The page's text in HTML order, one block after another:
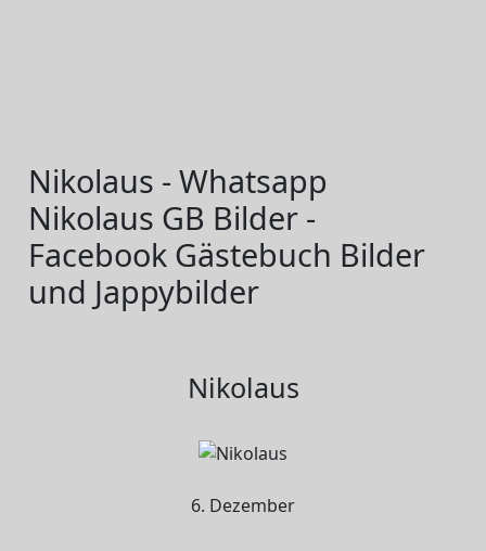
Nikolaus - Whatsapp
Nikolaus GB Bilder -
Facebook Gästebuch Bilder
und Jappybilder
Nikolaus
6. Dezember